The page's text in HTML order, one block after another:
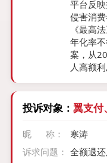
平台反
侵害消
《最高
年化率
案，从
人高额
讨被违
台反映
入处理
较多，
上传
投诉对象： 翼支付
昵 称：
寒涛
诉求问题： 全额退